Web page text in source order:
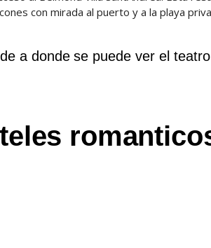
con mirada al puerto y a la playa
a donde se puede ver el teatro